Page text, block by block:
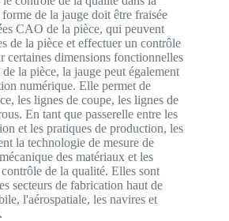
de la jauge doit être fraisée
CAO de la pièce, qui peuvent
de la pièce et effectuer un contrôle
certaines dimensions fonctionnelles
la pièce, la jauge peut également
numérique. Elle permet de
les lignes de coupe, les lignes de
En tant que passerelle entre les
et les pratiques de production, les
la technologie de mesure de
des matériaux et les
de la qualité. Elles sont
secteurs de fabrication haut de
l'aérospatiale, les navires et